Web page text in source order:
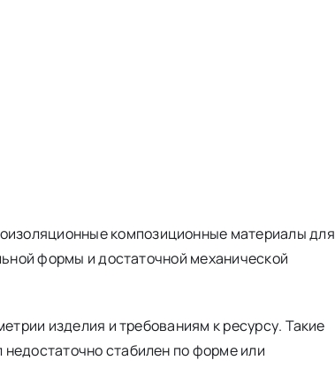
композиционные материалы для
формы и достаточной механической
изделия и требованиям к ресурсу. Такие
стабилен по форме или